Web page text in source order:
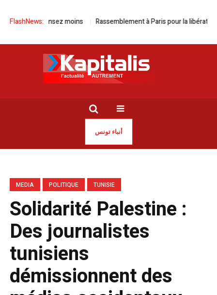
FlashNews:
dépensez moins Rassemblement à Paris pour la libération de
أنباء تونس
MEDIA POLITIQUE TUNISIE
Solidarité Palestine :
Des journalistes
tunisiens
démissionnent des